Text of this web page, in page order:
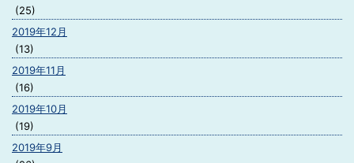
(25)
2019年12月
(13)
2019年11月
(16)
2019年10月
(19)
2019年9月